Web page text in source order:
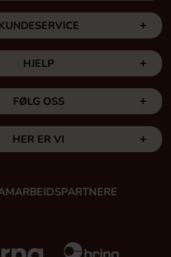
HJELP
FØLG OSS
HER ER VI